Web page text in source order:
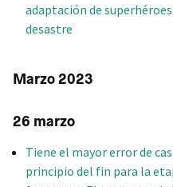
adaptación de
desastre
Marzo 2023
26 marzo
Tiene el mayor error de
principio del fin para la